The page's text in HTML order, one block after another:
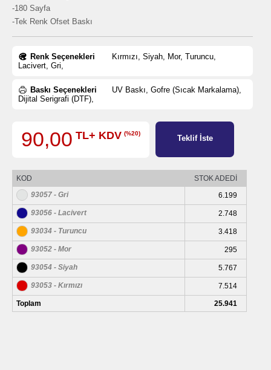
-180 Sayfa
-Tek Renk Ofset Baskı
Renk Seçenekleri
Kırmızı, Siyah, Mor, Turuncu,
Lacivert, Gri,
Baskı Seçenekleri
UV Baskı, Gofre (Sıcak Markalama),
Dijital Serigrafi (DTF),
90,00 TL+ KDV (%20)
Teklif İste
KOD
STOK ADEDİ
93057 - Gri
6.199
93056 - Lacivert 2.748
93034 - Turuncu 3.418
93052 - Mor 295
93054 - Siyah 5.767
93053 - Kırmızı 7.514
Toplam 25.941